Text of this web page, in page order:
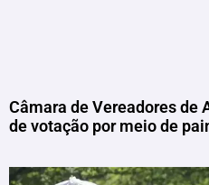
Câmara de Vereadores de
de votação por meio de